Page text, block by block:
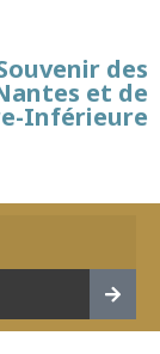
des
et de
Inférieure